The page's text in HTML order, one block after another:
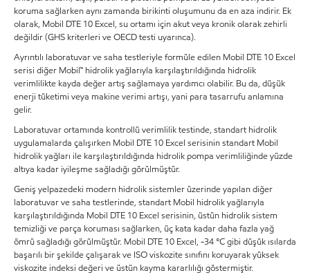
koruma sağlarken aynı zamanda birikinti oluşumunu da en aza indirir. Ek
olarak, Mobil DTE 10 Excel, su ortamı için akut veya kronik olarak zehirli
değildir (GHS kriterleri ve OECD testi uyarınca).
Ayrıntılı laboratuvar ve saha testleriyle formüle edilen Mobil DTE 10 Excel
serisi diğer Mobil™ hidrolik yağlarıyla karşılaştırıldığında hidrolik
verimlilikte kayda değer artış sağlamaya yardımcı olabilir. Bu da, düşük
enerji tüketimi veya makine verimi artışı, yani para tasarrufu anlamına
gelir.
Laboratuvar ortamında kontrollü verimlilik testinde, standart hidrolik
uygulamalarda çalışırken Mobil DTE 10 Excel serisinin standart Mobil
hidrolik yağları ile karşılaştırıldığında hidrolik pompa verimliliğinde yüzde
altıya kadar iyileşme sağladığı görülmüştür.
Geniş yelpazedeki modern hidrolik sistemler üzerinde yapılan diğer
laboratuvar ve saha testlerinde, standart Mobil hidrolik yağlarıyla
karşılaştırıldığında Mobil DTE 10 Excel serisinin, üstün hidrolik sistem
temizliği ve parça koruması sağlarken, üç kata kadar daha fazla yağ
ömrü sağladığı görülmüştür. Mobil DTE 10 Excel, -34 °C gibi düşük ısılarda
başarılı bir şekilde çalışarak ve ISO viskozite sınıfını koruyarak yüksek
viskozite indeksi değeri ve üstün kayma kararlılığı göstermiştir.